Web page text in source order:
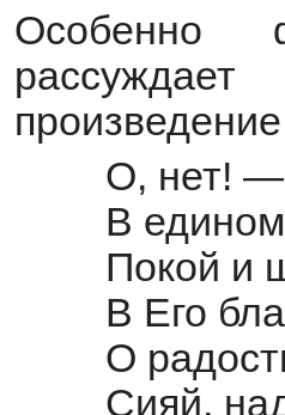
Особенно
О, нет!
В
Покой и
В Его
О
Сияй,